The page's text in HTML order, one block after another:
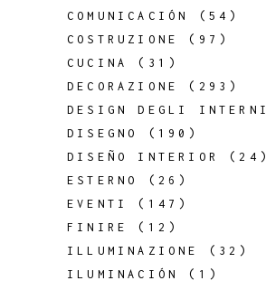
COMUNICACIÓN
(54)
COSTRUZIONE
(97)
CUCINA
(31)
DECORAZIONE
(293)
DESIGN DEGLI INTERNI
DISEGNO
(190)
DISEÑO INTERIOR
(24)
ESTERNO
(26)
EVENTI
(147)
FINIRE
(12)
ILLUMINAZIONE
(32)
ILUMINACIÓN
(1)